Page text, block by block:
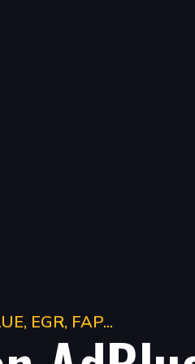
EGR, FAP...